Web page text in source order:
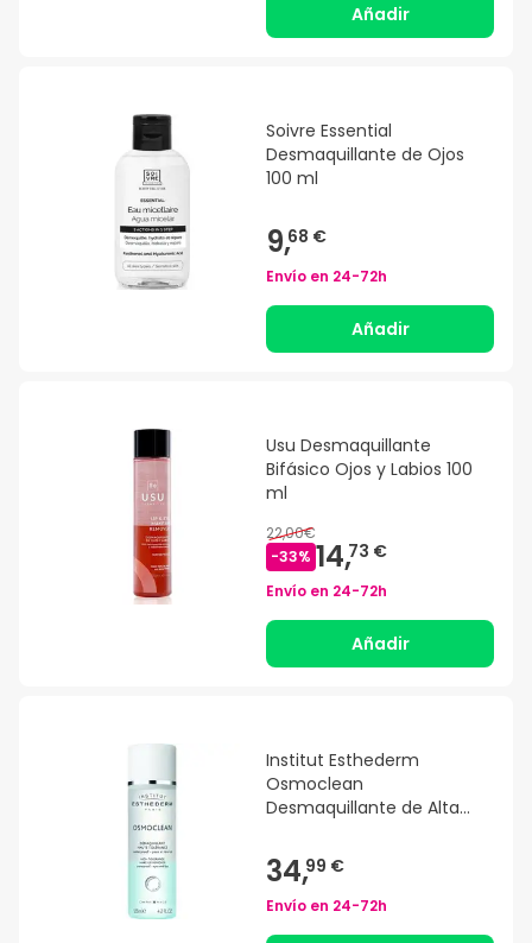
Añadir
Soivre Essential
Desmaquillante de Ojos
100 ml
9,68 €
Envío en 24-72h
Añadir
Usu Desmaquillante
Bifásico Ojos y Labios 100
ml
22,00€
-33% 14,73 €
Envío en 24-72h
Añadir
Institut Esthederm
Osmoclean
Desmaquillante de Alta
ml
34,99 €
Envío en 24-72h